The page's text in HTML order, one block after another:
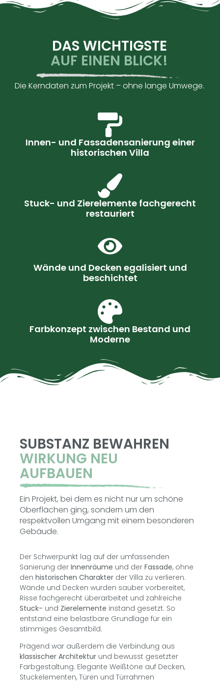
DAS WICHTIGSTE
AUF EINEN BLICK!
Die Kerndaten zum Projekt – ohne lange Umwege.
Innen- und Fassadensanierung einer
historischen Villa
Stuck- und Zierelemente fachgerecht
restauriert
Wände und Decken egalisiert und
beschichtet
Farbkonzept zwischen Bestand und
Moderne
SUBSTANZ BEWAHREN
WIRKUNG NEU
AUFBAUEN
Ein Projekt, bei dem es nicht nur um schöne
Oberflächen ging, sondern um den
respektvollen Umgang mit einem besonderen
Gebäude.
Der Schwerpunkt lag auf der umfassenden
Sanierung der Innenräume und der Fassade, ohne
den historischen Charakter der Villa zu verlieren.
Wände und Decken wurden sauber vorbereitet,
Risse fachgerecht überarbeitet und zahlreiche
Stuck- und Zierelemente instand gesetzt. So
entstand eine belastbare Grundlage für ein
stimmiges Gesamtbild.
Prägend war außerdem die Verbindung aus
klassischer Architektur und bewusst gesetzter
Farbgestaltung. Elegante Weißtöne auf Decken,
Stuckelementen, Türen und Türrahmen